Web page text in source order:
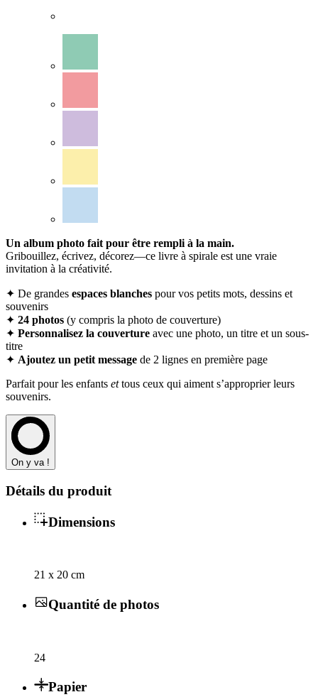
Un album photo fait pour être rempli à la main.
Gribouillez, écrivez, décorez—ce livre à spirale est une vraie
invitation à la créativité.
✦ De grandes espaces blanches pour vos petits mots, dessins et
souvenirs
✦ 24 photos (y compris la photo de couverture)
✦ Personnalisez la couverture avec une photo, un titre et un sous-
titre
✦ Ajoutez un petit message de 2 lignes en première page
Parfait pour les enfants ettous ceux qui aiment s’approprier leurs
souvenirs.
On y va !
Détails du produit
Dimensions
21 x 20 cm
Quantité de photos
24
Papier